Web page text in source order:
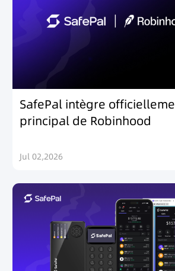
SafePal intègre
principal de Robinhood
Jul 02,2026